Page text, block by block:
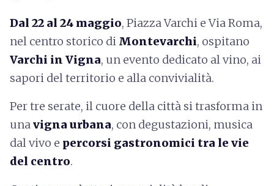
Dal 22 al 24 maggio, Piazza Varchi e Via Roma,
nel centro storico di Montevarchi, ospitano
Varchi in Vigna, un evento dedicato al vino, ai
sapori del territorio e alla convivialità.
Per tre serate, il cuore della città si trasforma in
unavigna urbana, con degustazioni, musica
dal vivo e percorsi gastronomici tra le vie
del centro.